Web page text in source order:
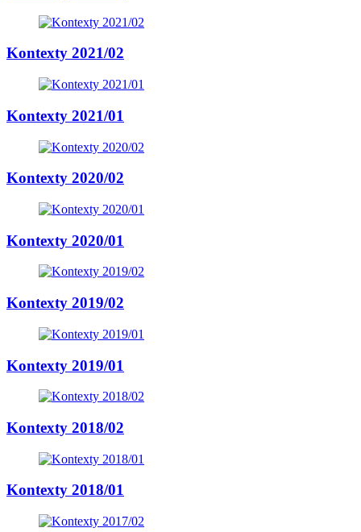
Kontexty 2021/02
Kontexty 2021/01
Kontexty 2020/02
Kontexty 2020/01
Kontexty 2019/02
Kontexty 2019/01
Kontexty 2018/02
Kontexty 2018/01